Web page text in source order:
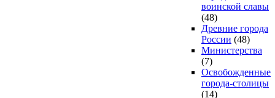
воинской славы
(48)
Древние города
России (48)
Министерства
(7)
Освобожденные
города-столицы
(14)